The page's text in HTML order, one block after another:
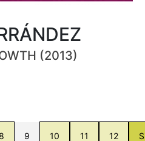
(2013)
8 9 10 11 12